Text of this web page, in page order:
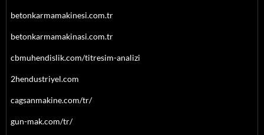
betonkarmamakinesi.com.tr
betonkarmamakinasi.com.tr
cbmuhendislik.com/titresim-analizi
2hendustriyel.com
cagsanmakine.com/tr/
gun-mak.com/tr/